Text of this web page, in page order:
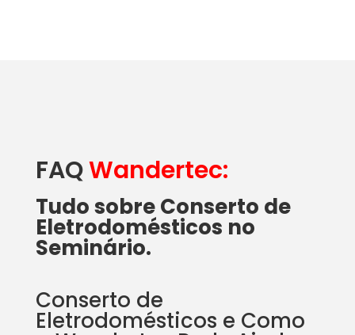
FAQWandertec:
Tudo sobre Conserto de
Eletrodomésticos no
Seminário.
Conserto de
Eletrodomésticos e Como